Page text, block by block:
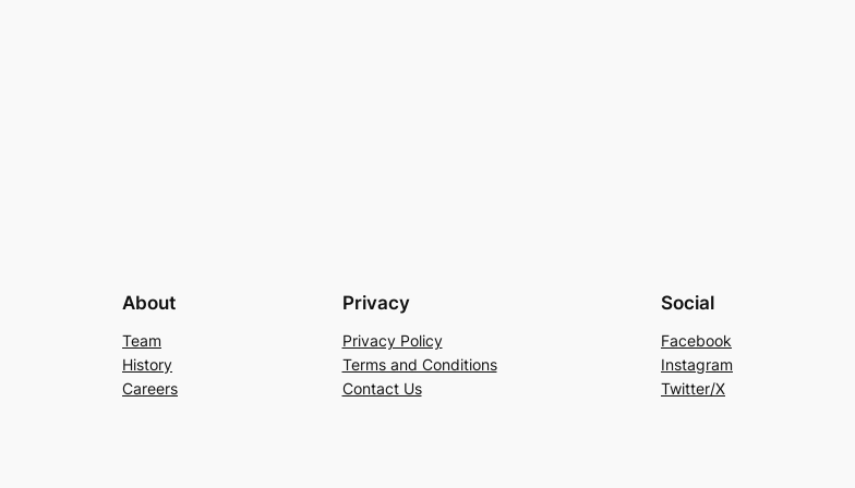
About
Team
History
Careers
Privacy
Privacy Policy
Terms and Conditions
Contact Us
Social
Facebook
Instagram
Twitter/X